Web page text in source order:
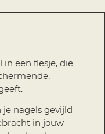
in een flesje, die
nagels gevijld
in jouw